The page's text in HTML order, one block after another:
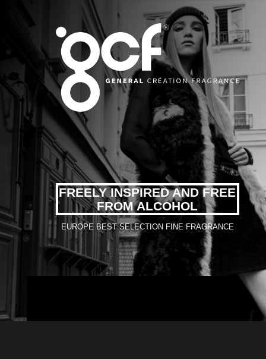
FREELY INSPIRED AND FREE
FROM ALCOHOL
EUROPE BEST SELECTION FINE FRAGRANCE